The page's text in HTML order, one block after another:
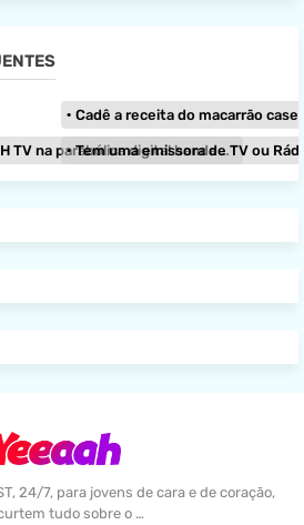
Cadê a receita do macarrão caseiro
na parabólica digital banda KU?
Tem uma emissora de TV ou Rádio
24/7, para jovens de cara e de coração,
tudo sobre o …